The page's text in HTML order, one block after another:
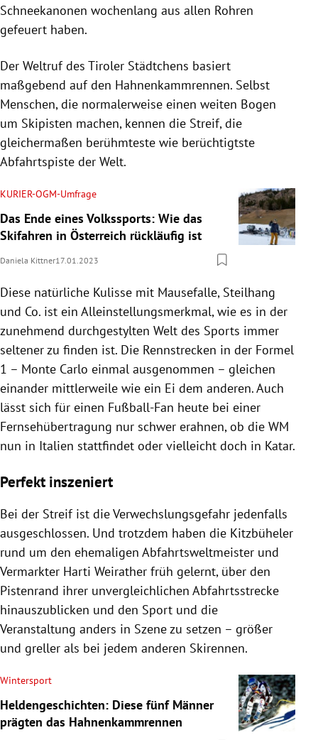
Schneekanonen wochenlang aus allen Rohren
gefeuert haben.
Der Weltruf des Tiroler Städtchens basiert
maßgebend auf den Hahnenkammrennen. Selbst
Menschen, die normalerweise einen weiten Bogen
um Skipisten machen, kennen die Streif, die
gleichermaßen berühmteste wie berüchtigtste
Abfahrtspiste der Welt.
KURIER-OGM-Umfrage
Das Ende eines Volkssports: Wie das
Skifahren in Österreich rückläufig ist
Daniela Kittner17.01.2023
Diese natürliche Kulisse mit Mausefalle, Steilhang
und Co. ist ein Alleinstellungsmerkmal, wie es in der
zunehmend durchgestylten Welt des Sports immer
seltener zu finden ist. Die Rennstrecken in der Formel
1 – Monte Carlo einmal ausgenommen – gleichen
einander mittlerweile wie ein Ei dem anderen. Auch
lässt sich für einen Fußball-Fan heute bei einer
Fernsehübertragung nur schwer erahnen, ob die WM
nun in Italien stattfindet oder vielleicht doch in Katar.
Perfekt inszeniert
Bei der Streif ist die Verwechslungsgefahr jedenfalls
ausgeschlossen. Und trotzdem haben die Kitzbüheler
rund um den ehemaligen Abfahrtsweltmeister und
Vermarkter Harti Weirather früh gelernt, über den
Pistenrand ihrer unvergleichlichen Abfahrtsstrecke
hinauszublicken und den Sport und die
Veranstaltung anders in Szene zu setzen – größer
und greller als bei jedem anderen Skirennen.
Wintersport
Heldengeschichten: Diese fünf Männer
prägten das Hahnenkammrennen